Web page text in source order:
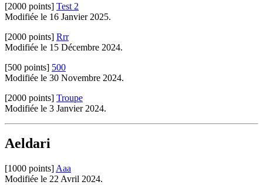
[2000 points] Test 2
Modifiée le 16 Janvier 2025.
[2000 points] Rrr
Modifiée le 15 Décembre 2024.
[500 points] 500
Modifiée le 30 Novembre 2024.
[2000 points] Troupe
Modifiée le 3 Janvier 2024.
Aeldari
[1000 points] Aaa
Modifiée le 22 Avril 2024.